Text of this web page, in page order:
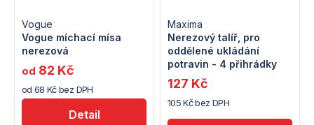
Vogue míchací mísa
nerezová
Vogue
od 68 Kč bez DPH
od 82 Kč
Detail
Nerezový talíř, pro
oddělené ukládání
potravin - 4 přihrádky
Maxima
105 Kč bez DPH
127 Kč